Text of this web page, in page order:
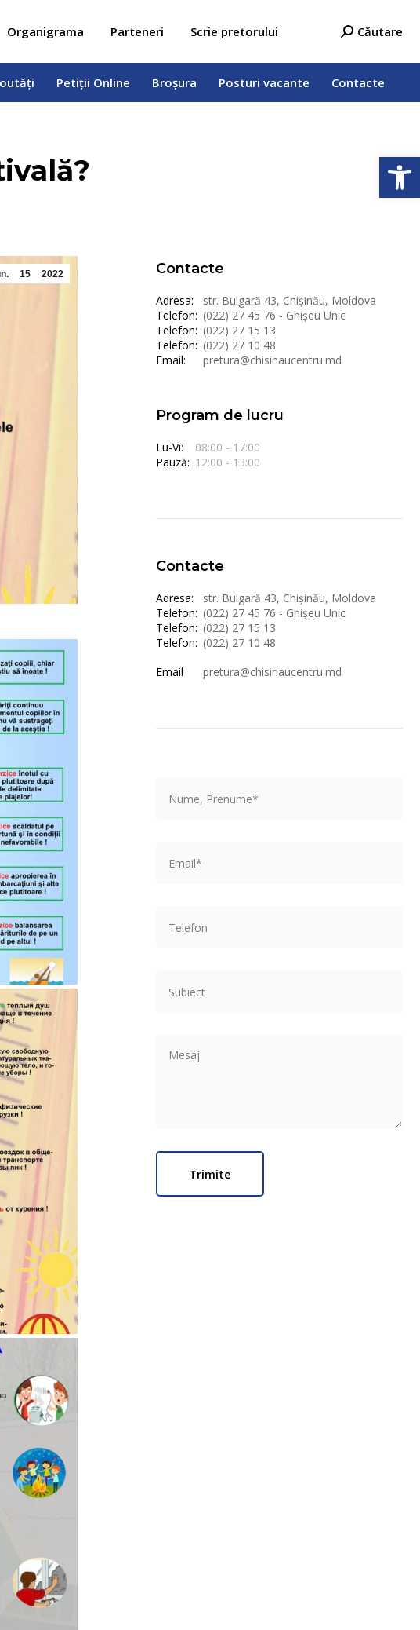
Organigrama Parteneri Scrie pretorului Search:
Căutare
Petiții Online Broșura Posturi vacante Contacte
15 2022 Contacte
Adresa:
str. Bulgară 43, Chișinău, Moldova
Telefon: (022) 27 45 76 - Ghișeu Unic
Telefon: (022) 27 15 13
Telefon: (022) 27 10 48
Email:
pretura@chisinaucentru.md
Program de lucru
Lu-Vi:
08:00 - 17:00
Pauză: 12:00 - 13:00
Contacte
Adresa:
str. Bulgară 43, Chișinău, Moldova
Telefon: (022) 27 45 76 - Ghișeu Unic
Telefon: (022) 27 15 13
Telefon: (022) 27 10 48
Email
pretura@chisinaucentru.md
Petiții Online Broșura Posturi vacante Contacte